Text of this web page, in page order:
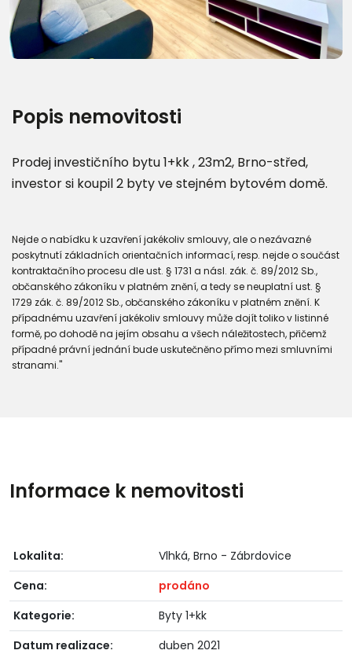
Další fotografie (8)
Popis nemovitosti
Prodej investičního bytu 1+kk , 23m2, Brno-střed,
investor si koupil 2 byty ve stejném bytovém domě.
Nejde o nabídku k uzavření jakékoliv smlouvy, ale o nezávazné
poskytnutí základních orientačních informací, resp. nejde o součást
kontraktačního procesu dle ust. § 1731 a násl. zák. č. 89/2012 Sb.,
občanského zákoníku v platném znění, a tedy se neuplatní ust. §
1729 zák. č. 89/2012 Sb., občanského zákoníku v platném znění. K
případnému uzavření jakékoliv smlouvy může dojít toliko v listinné
formě, po dohodě na jejím obsahu a všech náležitostech, přičemž
případné právní jednání bude uskutečněno přímo mezi smluvními
stranami."
Informace k nemovitosti
Lokalita:
Vlhká, Brno - Zábrdovice
Cena:
prodáno
Kategorie:
Byty 1+kk
Datum realizace:
duben 2021